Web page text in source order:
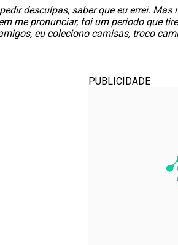
desculpas, saber que eu errei.
me pronunciar, foi um período que
eu coleciono camisas, troco
PUBLICIDADE